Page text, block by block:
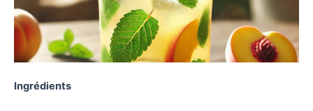
Ingrédients